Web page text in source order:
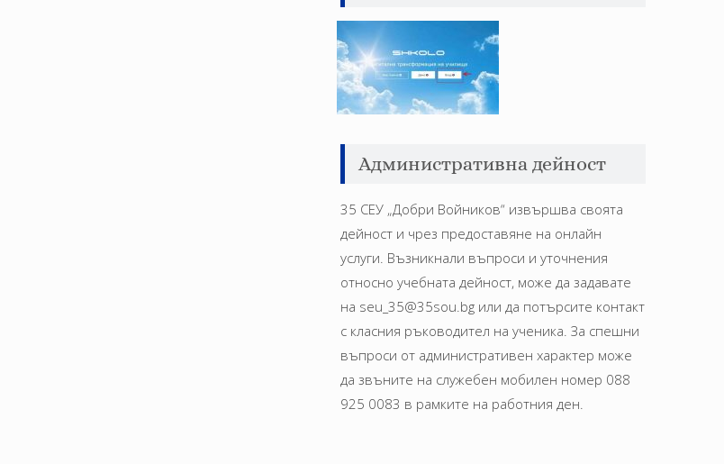
Административна дейност
35 СЕУ „Добри Войников“ извършва своята
дейност и чрез предоставяне на онлайн
услуги. Възникнали въпроси и уточнения
относно учебната дейност, може да задавате
на seu_35@35sou.bg или да потърсите контакт
с класния ръководител на ученика. За спешни
въпроси от административен характер може
да звъните на служебен мобилен номер 088
925 0083 в рамките на работния ден.